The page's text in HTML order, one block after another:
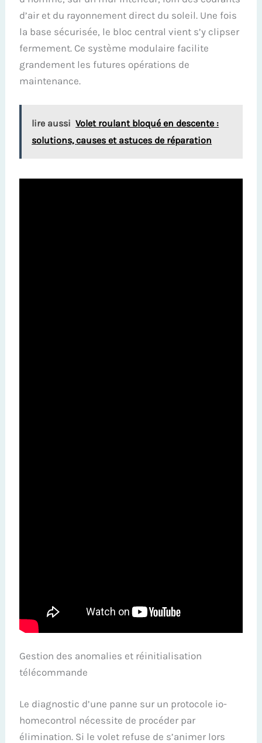
d’air et du rayonnement direct du soleil. Une fois
la base sécurisée, le bloc central vient s’y clipser
fermement. Ce système modulaire facilite
grandement les futures opérations de
maintenance.
lire aussi Volet roulant bloqué en descente :
solutions, causes et astuces de réparation
Gestion des anomalies et réinitialisation
télécommande
Le diagnostic d’une panne sur un protocole io-
homecontrol nécessite de procéder par
élimination. Si le volet refuse de s’animer lors